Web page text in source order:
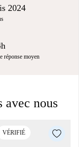
2024
réponse moyen
avec nous
VÉRIFIÉ